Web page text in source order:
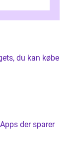
du kan købe
der sparer